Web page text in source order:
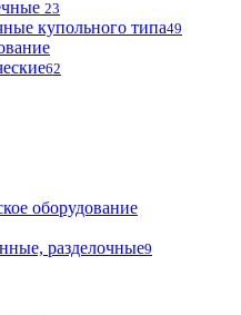
23
купольного типа49
62
оборудование
разделочные9